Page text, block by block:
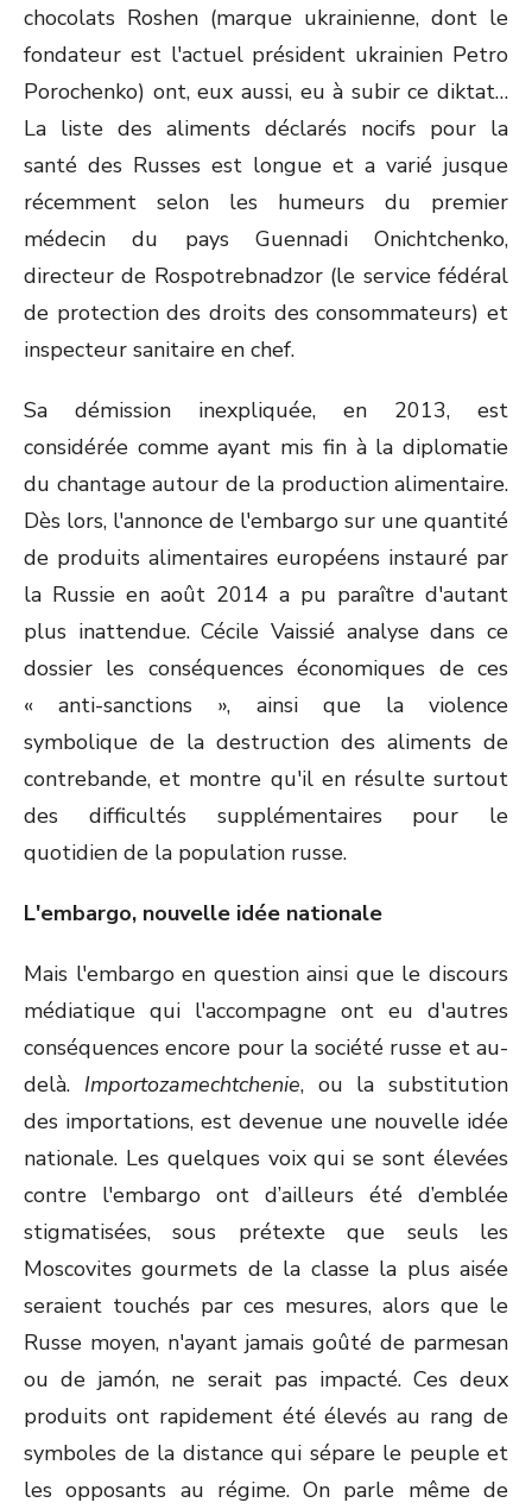
chocolats Roshen (marque ukrainienne, dont le
fondateur est l'actuel président ukrainien Petro
Porochenko) ont, eux aussi, eu à subir ce diktat…
La liste des aliments déclarés nocifs pour la
santé des Russes est longue et a varié jusque
récemment selon les humeurs du premier
médecin du pays Guennadi Onichtchenko,
directeur de Rospotrebnadzor (le service fédéral
de protection des droits des consommateurs) et
inspecteur sanitaire en chef.
Sa démission inexpliquée, en 2013, est
considérée comme ayant mis fin à la diplomatie
du chantage autour de la production alimentaire.
Dès lors, l'annonce de l'embargo sur une quantité
de produits alimentaires européens instauré par
la Russie en août 2014 a pu paraître d'autant
plus inattendue. Cécile Vaissié analyse dans ce
dossier les conséquences économiques de ces
« anti-sanctions », ainsi que la violence
symbolique de la destruction des aliments de
contrebande, et montre qu'il en résulte surtout
des difficultés supplémentaires pour le
quotidien de la population russe.
L'embargo, nouvelle idée nationale
Mais l'embargo en question ainsi que le discours
médiatique qui l'accompagne ont eu d'autres
conséquences encore pour la société russe et au-
delà. Importozamechtchenie, ou la substitution
des importations, est devenue une nouvelle idée
nationale. Les quelques voix qui se sont élevées
contre l'embargo ont d’ailleurs été d’emblée
stigmatisées, sous prétexte que seuls les
Moscovites gourmets de la classe la plus aisée
seraient touchés par ces mesures, alors que le
Russe moyen, n'ayant jamais goûté de parmesan
ou de jamón, ne serait pas impacté. Ces deux
produits ont rapidement été élevés au rang de
symboles de la distance qui sépare le peuple et
les opposants au régime. On parle même de